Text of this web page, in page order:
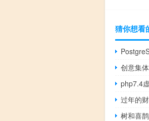
猜你想看
创意集
php7.4
过年的
树和喜